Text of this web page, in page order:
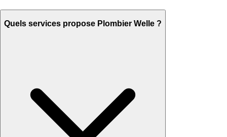
Quels services propose Plombier Welle ?